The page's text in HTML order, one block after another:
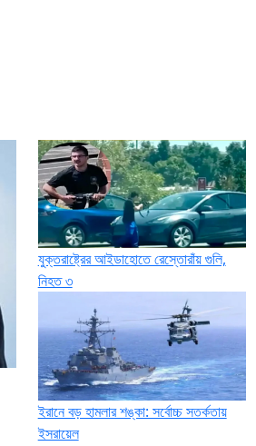
যুক্তরাষ্ট্রের আইডাহোতে রেস্তোরাঁয় গুলি,
নিহত ৩
ইরানে বড় হামলার শঙ্কা: সর্বোচ্চ সতর্কতায়
ইসরায়েল